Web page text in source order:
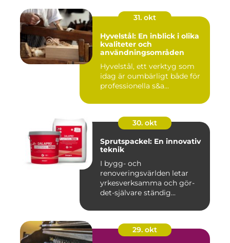
31. okt
Hyvelstål: En inblick i olika
kvaliteter och
användningsområden
Hyvelstål, ett verktyg som
idag är oumbärligt både för
professionella s&a...
30. okt
Sprutspackel: En innovativ
teknik
I bygg- och
renoveringsvärlden letar
yrkesverksamma och gör-
det-självare ständig...
29. okt